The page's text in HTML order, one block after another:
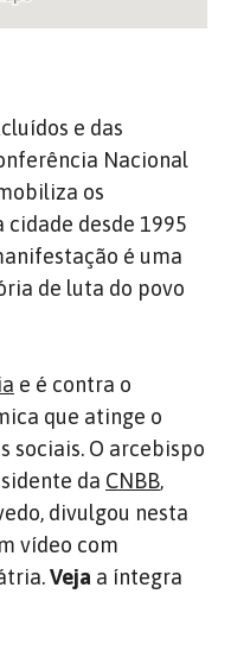
e das
Nacional
os
desde 1995
é uma
de luta do povo
e é contra o
que atinge o
sociais. O arcebispo
da CNBB,
divulgou nesta
vídeo com
Veja a íntegra